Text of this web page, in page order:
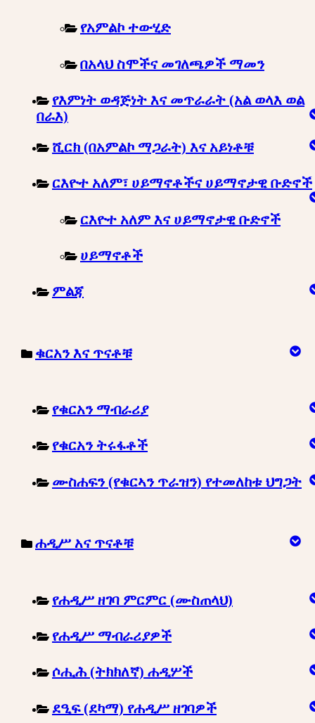
የአምልኮ ተውሂድ
በአላህ ስሞችና መገለጫዎች ማመን
የእምነት ወዳጅነት እና መጥራራት (አል ወላእ ወል
በራእ)
ሺርክ (በአምልኮ ማጋራት) እና አይነቶቹ
ርእዮተ አለም፣ ሀይማኖቶችና ሀይማኖታዊ ቡድኖች
ርእዮተ አለም እና ሀይማኖታዊ ቡድኖች
ሀይማኖቶች
ምልጃ
ቁርአን እና ጥናቶቹ
የቁርአን ማብራሪያ
የቁርአን ትሩፋቶች
ሙስሐፍን (የቁርኣን ጥራዝን) የተመለከቱ ህግጋት
ሐዲሥ አና ጥናቶቹ
የሐዲሥ ዘገባ ምርምር (ሙስጠላህ)
የሐዲሥ ማብራሪያዎች
ሶሒሕ (ትክክለኛ) ሐዲሦች
ደዒፍ (ደካማ) የሐዲሥ ዘገባዎች